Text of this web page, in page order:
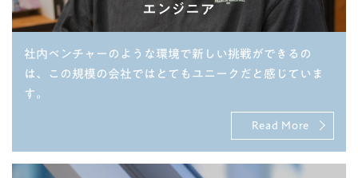
エンジニア
社内ベンチャーのような環境で新しい挑戦ができるの
は、この規模の会社ではとてもユニークだと感じていま
す。
Read More